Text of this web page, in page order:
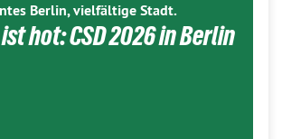
Berlin, vielfältige Stadt.
hot: CSD 2026 in Berlin